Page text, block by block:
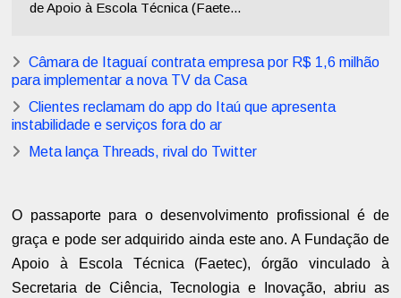
de Apoio à Escola Técnica (Faete...
Câmara de Itaguaí contrata empresa por R$ 1,6 milhão
para implementar a nova TV da Casa
Clientes reclamam do app do Itaú que apresenta
instabilidade e serviços fora do ar
Meta lança Threads, rival do Twitter
O passaporte para o desenvolvimento profissional é de
graça e pode ser adquirido ainda este ano. A Fundação de
Apoio à Escola Técnica (Faetec), órgão vinculado à
Secretaria de Ciência, Tecnologia e Inovação, abriu as